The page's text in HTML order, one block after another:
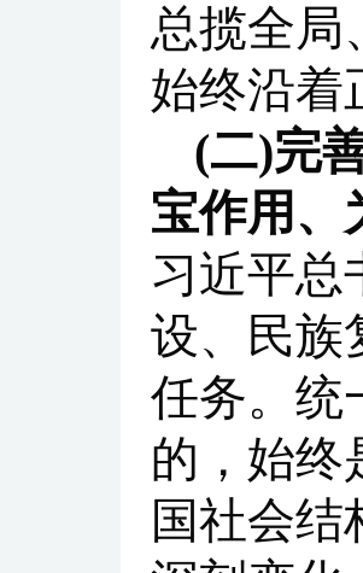
总揽全局
始终沿着
(二)完
宝作用、
习近平总
设、民族
任务。统
的，始终
国社会